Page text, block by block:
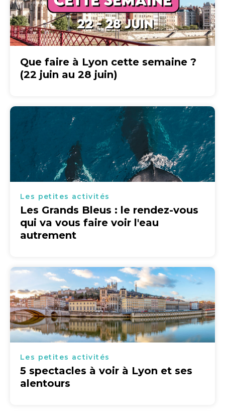
Que faire à Lyon cette semaine ?
(22 juin au 28 juin)
Les petites activités
Les Grands Bleus : le rendez-vous
qui va vous faire voir l'eau
autrement
Les petites activités
5 spectacles à voir à Lyon et ses
alentours